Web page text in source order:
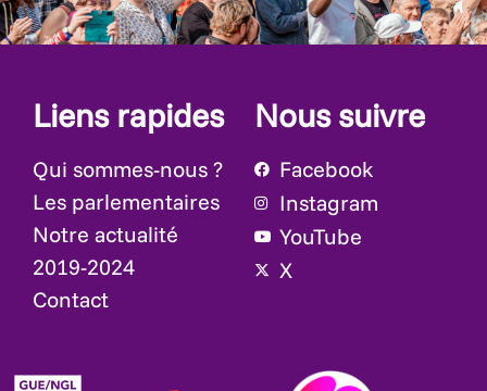
Liens rapides
Qui sommes-nous ?
Les parlementaires
Notre actualité
2019-2024
Contact
Nous suivre
Facebook
Instagram
YouTube
X